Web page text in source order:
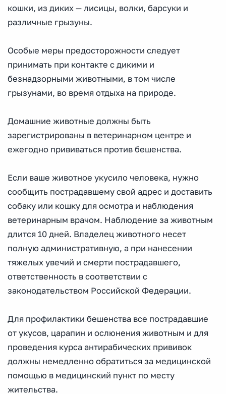
кошки, из диких — лисицы, волки, барсуки и
различные грызуны.
Особые меры предосторожности следует
принимать при контакте с дикими и
безнадзорными животными, в том числе
грызунами, во время отдыха на природе.
Домашние животные должны быть
зарегистрированы в ветеринарном центре и
ежегодно прививаться против бешенства.
Если ваше животное укусило человека, нужно
сообщить пострадавшему свой адрес и доставить
собаку или кошку для осмотра и наблюдения
ветеринарным врачом. Наблюдение за животным
длится 10 дней. Владелец животного несет
полную административную, а при нанесении
тяжелых увечий и смерти пострадавшего,
ответственность в соответствии с
законодательством Российской Федерации.
Для профилактики бешенства все пострадавшие
от укусов, царапин и ослюнения животным и для
проведения курса антирабических прививок
должны немедленно обратиться за медицинской
помощью в медицинский пункт по месту
жительства.